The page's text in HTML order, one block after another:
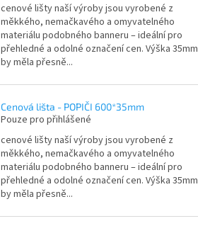
cenové lišty naší výroby jsou vyrobené z
měkkého, nemačkavého a omyvatelného
materiálu podobného banneru – ideální pro
přehledné a odolné označení cen. Výška 35mm
by měla přesně...
Cenová lišta - POPIČI 600*35mm
Pouze pro přihlášené
cenové lišty naší výroby jsou vyrobené z
měkkého, nemačkavého a omyvatelného
materiálu podobného banneru – ideální pro
přehledné a odolné označení cen. Výška 35mm
by měla přesně...